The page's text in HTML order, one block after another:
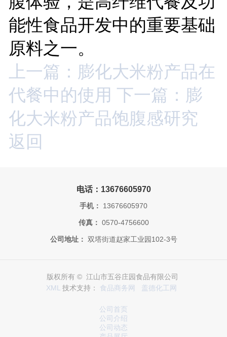
能性食品开发中的重要基础
原料之一。
上一篇：膨化大米粉产品在
代餐中的使用 下一篇：膨
化大米粉产品饱腹感研究
返回
电话：13676605970
手机： 13676605970
传真： 0570-4756600
公司地址： 双塔街道赵家工业园102-3号
版权所有 © 江山市五谷庄园食品有限公司
XML 技术支持： 食品商务网 盖德化工网
公司首页
公司介绍
公司动态